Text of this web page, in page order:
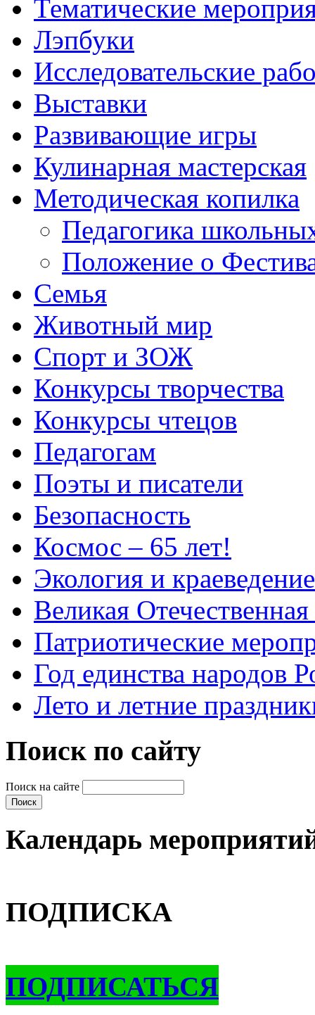
Тематические
Лэпбуки
Исследовательские
Выставки
Развивающие игры
Кулинарная мастерская
Методическая копилка
Педагогика
Положение о
Семья
Животный мир
Спорт и ЗОЖ
Конкурсы творчества
Конкурсы чтецов
Педагогам
Поэты и писатели
Безопасность
Космос – 65 лет!
Экология и краеведение
Великая
Патриотические
Год единства народов
Лето и летние
Поиск по сайту
Поиск на сайте
Календарь
ПОДПИСКА
ПОДПИСАТЬСЯ